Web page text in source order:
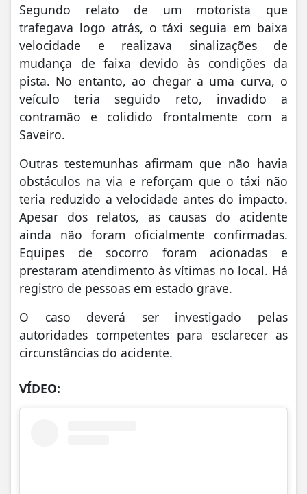
Segundo relato de um motorista que
trafegava logo atrás, o táxi seguia em baixa
velocidade e realizava sinalizações de
mudança de faixa devido às condições da
pista. No entanto, ao chegar a uma curva, o
veículo teria seguido reto, invadido a
contramão e colidido frontalmente com a
Saveiro.
Outras testemunhas afirmam que não havia
obstáculos na via e reforçam que o táxi não
teria reduzido a velocidade antes do impacto.
Apesar dos relatos, as causas do acidente
ainda não foram oficialmente confirmadas.
Equipes de socorro foram acionadas e
prestaram atendimento às vítimas no local. Há
registro de pessoas em estado grave.
O caso deverá ser investigado pelas
autoridades competentes para esclarecer as
circunstâncias do acidente.
VÍDEO: